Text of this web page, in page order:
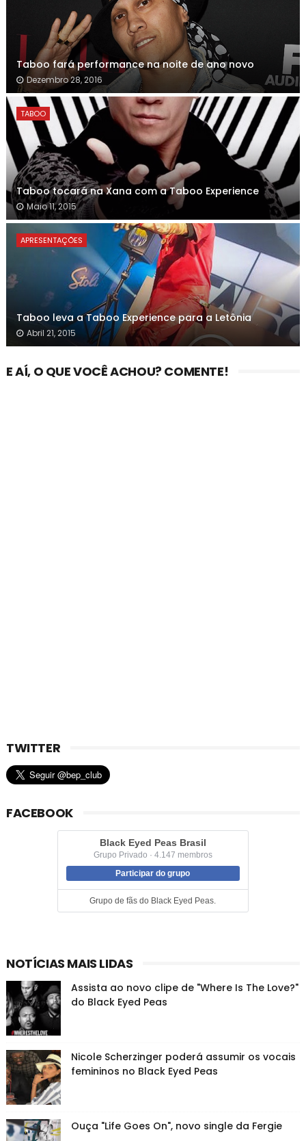
Taboo fará performance na noite de ano novo
Dezembro 28, 2016
TABOO
Taboo tocará na Xana com a Taboo Experience
Maio 11, 2015
APRESENTAÇÕES
Taboo leva a Taboo Experience para a Letônia
Abril 21, 2015
E AÍ, O QUE VOCÊ ACHOU? COMENTE!
TWITTER
FACEBOOK
Black Eyed Peas Brasil
Grupo Privado · 4.147 membros
Participar do grupo
Grupo de fãs do Black Eyed Peas.
NOTÍCIAS MAIS LIDAS
Assista ao novo clipe de "Where Is The Love?"
do Black Eyed Peas
Nicole Scherzinger poderá assumir os vocais
femininos no Black Eyed Peas
Ouça "Life Goes On", novo single da Fergie